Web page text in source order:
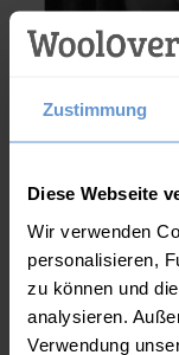
Zustimmung
Diese Webseite
Wir verwenden
personalisieren,
zu können und
analysieren.
Verwendung